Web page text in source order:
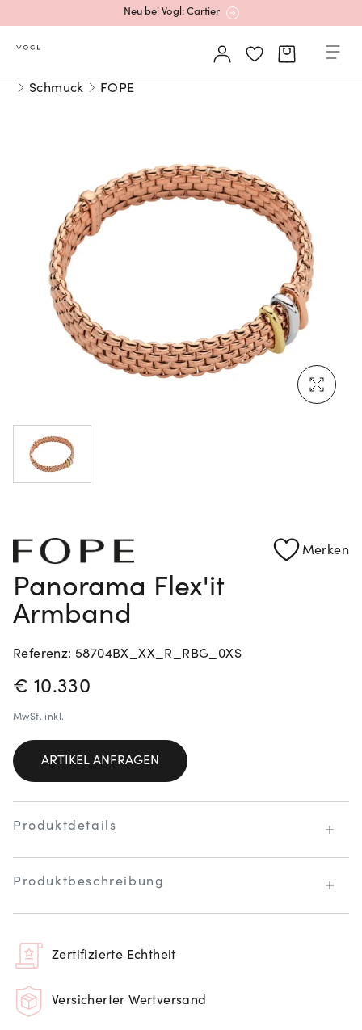
Neu bei Vogl: Cartier
Mehr erfahren: Ikonische Uhren von Cartier
Neu bei Vogl: Uhren von Grand Seiko
Schmuck FOPE
Merken
Panorama Flex'it
Armband
Referenz: 58704BX_XX_R_RBG_0XS
PREISINFORMATIONEN
€ 10.330
MwSt. inkl.
ARTIKEL ANFRAGEN
Produktdetails
Produktbeschreibung
Zertifizierte Echtheit
Versicherter Wertversand